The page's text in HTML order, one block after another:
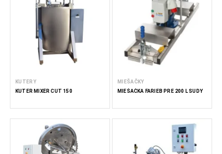
KUTERY
KUTER MIXÉR CUT 150
MIEŠAČKY
MIEŠAČKA FARIEB PRE 200 L SUDY